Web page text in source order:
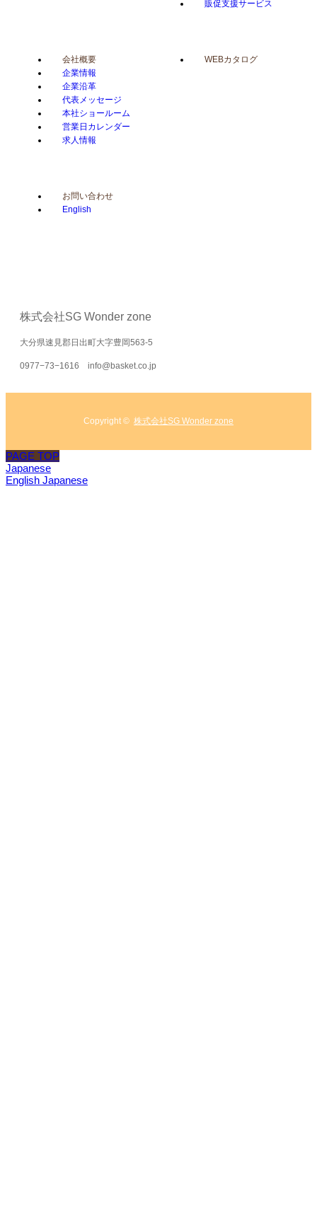
販促支援サービス
会社概要
企業情報
企業沿革
代表メッセージ
本社ショールーム
営業日カレンダー
求人情報
WEBカタログ
お問い合わせ
English
株式会社SG Wonder zone
大分県速見郡日出町大字豊岡563-5
0977−73−1616 info@basket.co.jp
Copyright © 株式会社SG Wonder zone
PAGE TOP
Japanese
English Japanese